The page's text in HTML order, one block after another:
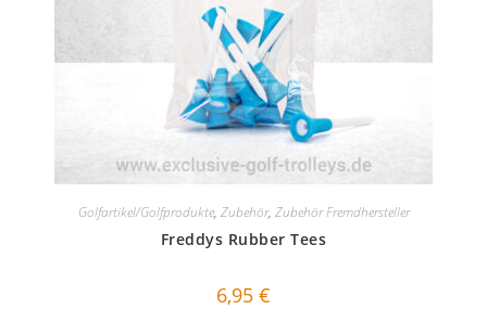
Golfartikel/Golfprodukte, Zubehör, Zubehör Fremdhersteller
Freddys Rubber Tees
6,95 €